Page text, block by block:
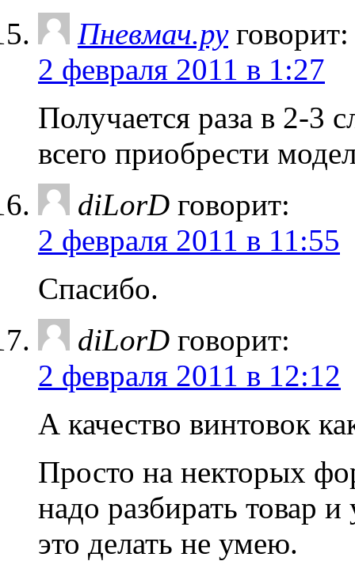
Пневмач.ру говорит:
2 февраля 2011 в 1:27
Получается раза в 2-3
всего приобрести
diLorD говорит:
2 февраля 2011 в 11:55
Спасибо.
diLorD говорит:
2 февраля 2011 в 12:12
А качество винтовок
Просто на некторых
надо разбирать товар
это делать не умею.